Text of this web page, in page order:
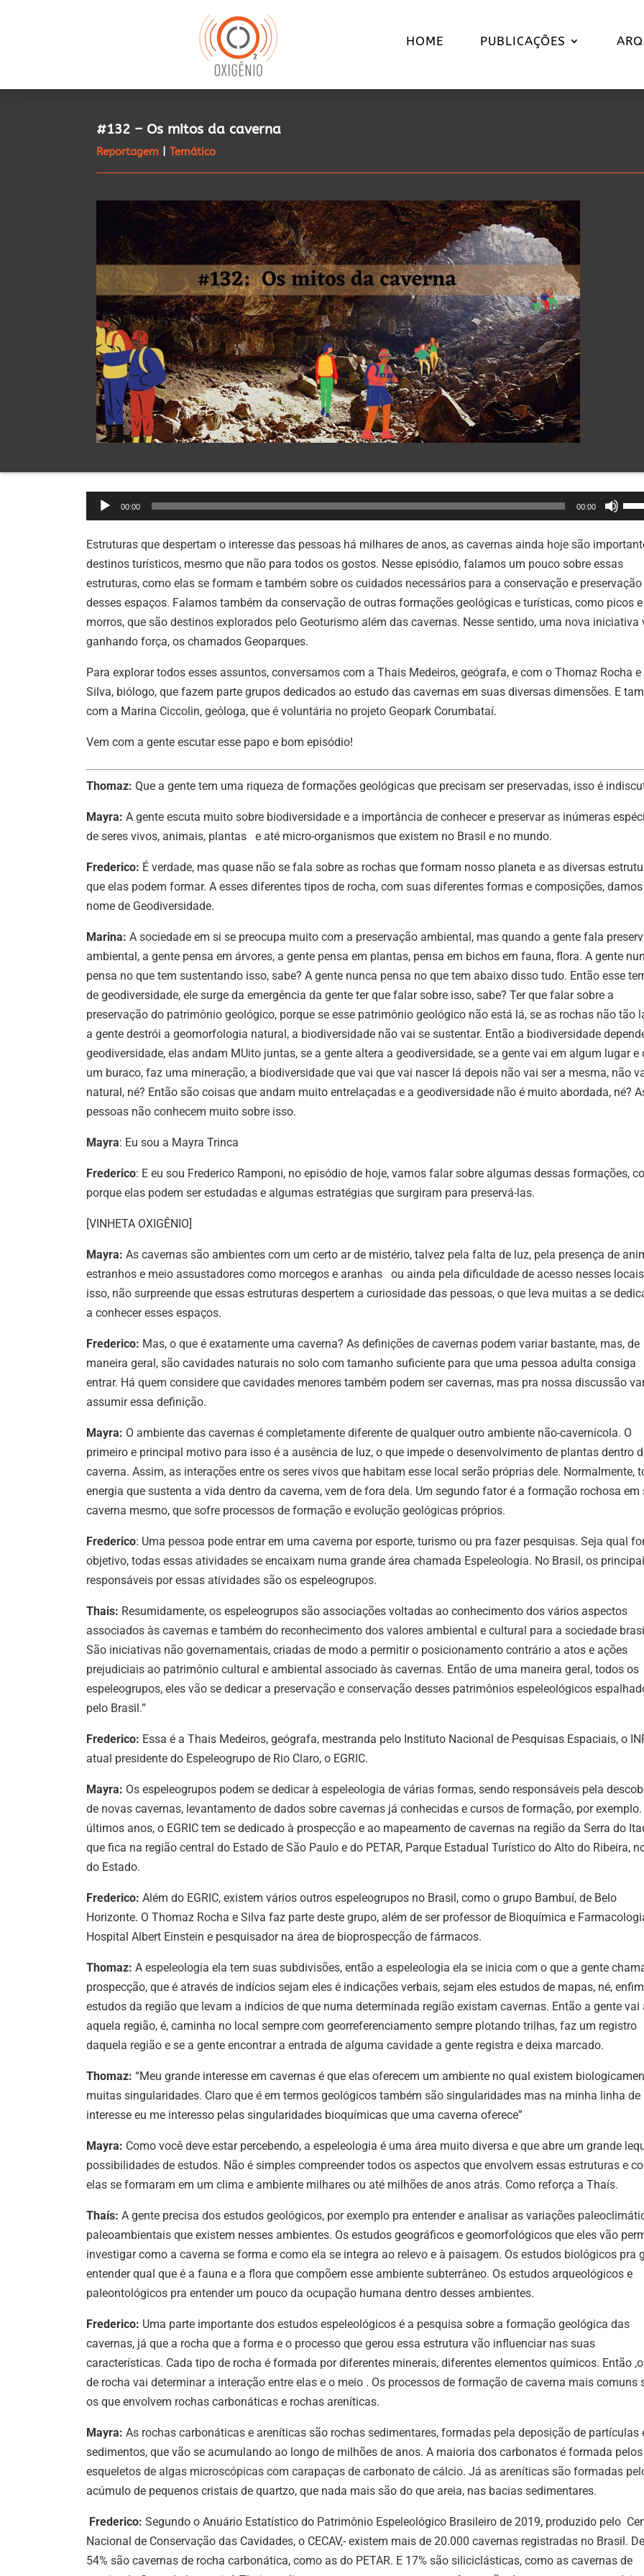
HOME PUBLICAÇÕES
#132 – Os mitos da caverna
Reportagem |Temático
Tocador
de
áudio
00:00 00:00
Use
as
para
cima
ou
para
ou
Estruturas que despertam o interesse das pessoas há milhares de anos, as cavernas ainda hoje são
destinos turísticos, mesmo que não para todos os gostos. Nesse episódio, falamos um pouco sobre essas
estruturas, como elas se formam e também sobre os cuidados necessários para a conservação e preservação
desses espaços. Falamos também da conservação de outras formações geológicas e turísticas, como picos e
morros, que são destinos explorados pelo Geoturismo além das cavernas. Nesse sentido, uma nova iniciativa
ganhando força, os chamados Geoparques.
Para explorar todos esses assuntos, conversamos com a Thais Medeiros, geógrafa, e com o Thomaz Rocha e
Silva, biólogo, que fazem parte grupos dedicados ao estudo das cavernas em suas diversas dimensões. E
com a Marina Ciccolin, geóloga, que é voluntária no projeto Geopark Corumbataí.
Vem com a gente escutar esse papo e bom episódio!
Thomaz: Que a gente tem uma riqueza de formações geológicas que precisam ser preservadas, isso é
Mayra: A gente escuta muito sobre biodiversidade e a importância de conhecer e preservar as inúmeras
de seres vivos, animais, plantas e até micro-organismos que existem no Brasil e no mundo.
Frederico: É verdade, mas quase não se fala sobre as rochas que formam nosso planeta e as diversas
que elas podem formar. A esses diferentes tipos de rocha, com suas diferentes formas e composições,
nome de Geodiversidade.
Marina: A sociedade em si se preocupa muito com a preservação ambiental, mas quando a gente fala
ambiental, a gente pensa em árvores, a gente pensa em plantas, pensa em bichos em fauna, flora. A gente
pensa no que tem sustentando isso, sabe? A gente nunca pensa no que tem abaixo disso tudo. Então esse
de geodiversidade, ele surge da emergência da gente ter que falar sobre isso, sabe? Ter que falar sobre a
preservação do patrimônio geológico, porque se esse patrimônio geológico não está lá, se as rochas não tão
a gente destrói a geomorfologia natural, a biodiversidade não vai se sustentar. Então a biodiversidade
geodiversidade, elas andam MUito juntas, se a gente altera a geodiversidade, se a gente vai em algum lugar e
um buraco, faz uma mineração, a biodiversidade que vai que vai nascer lá depois não vai ser a mesma, não
natural, né? Então são coisas que andam muito entrelaçadas e a geodiversidade não é muito abordada, né?
pessoas não conhecem muito sobre isso.
Mayra: Eu sou a Mayra Trinca
Frederico: E eu sou Frederico Ramponi, no episódio de hoje, vamos falar sobre algumas dessas formações,
porque elas podem ser estudadas e algumas estratégias que surgiram para preservá-las.
[VINHETA OXIGÊNIO]
Mayra: As cavernas são ambientes com um certo ar de mistério, talvez pela falta de luz, pela presença de
estranhos e meio assustadores como morcegos e aranhas ou ainda pela dificuldade de acesso nesses
isso, não surpreende que essas estruturas despertem a curiosidade das pessoas, o que leva muitas a se
a conhecer esses espaços.
Frederico: Mas, o que é exatamente uma caverna? As definições de cavernas podem variar bastante, mas, de
maneira geral, são cavidades naturais no solo com tamanho suficiente para que uma pessoa adulta consiga
entrar. Há quem considere que cavidades menores também podem ser cavernas, mas pra nossa discussão
assumir essa definição.
Mayra: O ambiente das cavernas é completamente diferente de qualquer outro ambiente não-cavernícola. O
primeiro e principal motivo para isso é a ausência de luz, o que impede o desenvolvimento de plantas dentro
caverna. Assim, as interações entre os seres vivos que habitam esse local serão próprias dele. Normalmente,
energia que sustenta a vida dentro da caverna, vem de fora dela. Um segundo fator é a formação rochosa em
caverna mesmo, que sofre processos de formação e evolução geológicas próprios.
Frederico: Uma pessoa pode entrar em uma caverna por esporte, turismo ou pra fazer pesquisas. Seja qual
objetivo, todas essas atividades se encaixam numa grande área chamada Espeleologia. No Brasil, os
responsáveis por essas atividades são os espeleogrupos.
Thais: Resumidamente, os espeleogrupos são associações voltadas ao conhecimento dos vários aspectos
associados às cavernas e também do reconhecimento dos valores ambiental e cultural para a sociedade
São iniciativas não governamentais, criadas de modo a permitir o posicionamento contrário a atos e ações
prejudiciais ao patrimônio cultural e ambiental associado às cavernas. Então de uma maneira geral, todos os
espeleogrupos, eles vão se dedicar a preservação e conservação desses patrimônios espeleológicos
pelo Brasil.”
Frederico: Essa é a Thais Medeiros, geógrafa, mestranda pelo Instituto Nacional de Pesquisas Espaciais, o
atual presidente do Espeleogrupo de Rio Claro, o EGRIC.
Mayra: Os espeleogrupos podem se dedicar à espeleologia de várias formas, sendo responsáveis pela
de novas cavernas, levantamento de dados sobre cavernas já conhecidas e cursos de formação, por
últimos anos, o EGRIC tem se dedicado à prospecção e ao mapeamento de cavernas na região da Serra do
que fica na região central do Estado de São Paulo e do PETAR, Parque Estadual Turístico do Alto do Ribeira,
do Estado.
Frederico: Além do EGRIC, existem vários outros espeleogrupos no Brasil, como o grupo Bambuí, de Belo
Horizonte. O Thomaz Rocha e Silva faz parte deste grupo, além de ser professor de Bioquímica e
Hospital Albert Einstein e pesquisador na área de bioprospecção de fármacos.
Thomaz: A espeleologia ela tem suas subdivisões, então a espeleologia ela se inicia com o que a gente
prospecção, que é através de indícios sejam eles é indicações verbais, sejam eles estudos de mapas, né,
estudos da região que levam a indícios de que numa determinada região existam cavernas. Então a gente vai
aquela região, é, caminha no local sempre com georreferenciamento sempre plotando trilhas, faz um registro
daquela região e se a gente encontrar a entrada de alguma cavidade a gente registra e deixa marcado.
Thomaz: “Meu grande interesse em cavernas é que elas oferecem um ambiente no qual existem
muitas singularidades. Claro que é em termos geológicos também são singularidades mas na minha linha de
interesse eu me interesso pelas singularidades bioquímicas que uma caverna oferece”
Mayra: Como você deve estar percebendo, a espeleologia é uma área muito diversa e que abre um grande
possibilidades de estudos. Não é simples compreender todos os aspectos que envolvem essas estruturas e
elas se formaram em um clima e ambiente milhares ou até milhões de anos atrás. Como reforça a Thaís.
Thaís: A gente precisa dos estudos geológicos, por exemplo pra entender e analisar as variações
paleoambientais que existem nesses ambientes. Os estudos geográficos e geomorfológicos que eles vão
investigar como a caverna se forma e como ela se integra ao relevo e à paisagem. Os estudos biológicos pra
entender qual que é a fauna e a flora que compõem esse ambiente subterrâneo. Os estudos arqueológicos e
paleontológicos pra entender um pouco da ocupação humana dentro desses ambientes.
Frederico: Uma parte importante dos estudos espeleológicos é a pesquisa sobre a formação geológica das
cavernas, já que a rocha que a forma e o processo que gerou essa estrutura vão influenciar nas suas
características. Cada tipo de rocha é formada por diferentes minerais, diferentes elementos químicos. Então
de rocha vai determinar a interação entre elas e o meio . Os processos de formação de caverna mais comuns
os que envolvem rochas carbonáticas e rochas areníticas.
Mayra: As rochas carbonáticas e areníticas são rochas sedimentares, formadas pela deposição de partículas
sedimentos, que vão se acumulando ao longo de milhões de anos. A maioria dos carbonatos é formada pelos
esqueletos de algas microscópicas com carapaças de carbonato de cálcio. Já as areníticas são formadas
acúmulo de pequenos cristais de quartzo, que nada mais são do que areia, nas bacias sedimentares.
Frederico: Segundo o Anuário Estatístico do Patrimônio Espeleológico Brasileiro de 2019, produzido pelo
Nacional de Conservação das Cavidades, o CECAV,- existem mais de 20.000 cavernas registradas no Brasil.
54% são cavernas de rocha carbonática, como as do PETAR. E 17% são siliciclásticas, como as cavernas de